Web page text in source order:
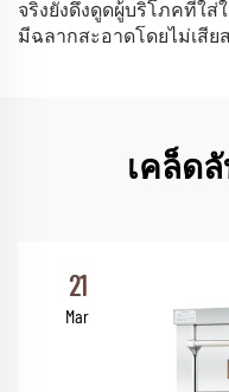
จริงยังดึงดูดผู้บริโภคที่ใ
มีฉลากสะอาดโดยไม่เสีย
เคล็ด
21
Mar